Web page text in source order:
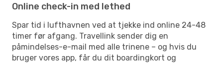
Online check-in med lethed
Spar tid i lufthavnen ved at tjekke ind online 24-48
timer før afgang. Travellink sender dig en
påmindelses-e-mail med alle trinene – og hvis du
bruger vores app, får du dit boardingkort og